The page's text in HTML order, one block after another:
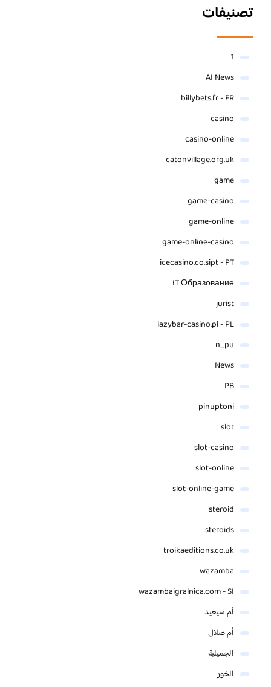
تصنيفات
1
AI News
billybets.fr - FR
casino
casino-online
catonvillage.org.uk
game
game-casino
game-online
game-online-casino
icecasino.co.sipt - PT
IT Образование
jurist
lazybar-casino.pl - PL
n_pu
News
PB
pinuptoni
slot
slot-casino
slot-online
slot-online-game
steroid
steroids
troikaeditions.co.uk
wazamba
wazambaigralnica.com - SI
أم سيعيد
أم صلال
الجميلية
الخور